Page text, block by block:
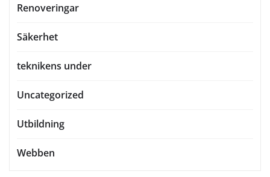
Renoveringar
Säkerhet
teknikens under
Uncategorized
Utbildning
Webben